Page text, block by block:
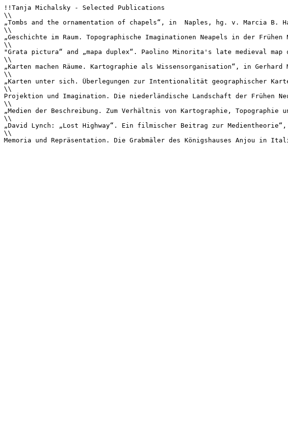
!!Tanja Michalsky - Selected Publications
\\
„Tombs and the ornamentation of chapels“, in  Naples, hg. v. Marcia B.
\\
„Geschichte im Raum. Topographische Imaginationen Neapels in der
\\
"Grata pictura“ and „mapa duplex“. Paolino Minorita's late medieval
\\
„Karten machen Räume. Kartographie als Wissensorganisation“, in
\\
„Karten unter sich. Überlegungen zur Intentionalität geographischer
\\
Projektion und Imagination. Die niederländische Landschaft der Frühen
\\
„Medien der Beschreibung. Zum Verhältnis von Kartographie,
\\
„David Lynch: „Lost Highway“. Ein filmischer Beitrag zur
\\
Memoria und Repräsentation. Die Grabmäler des Königshauses Anjou in